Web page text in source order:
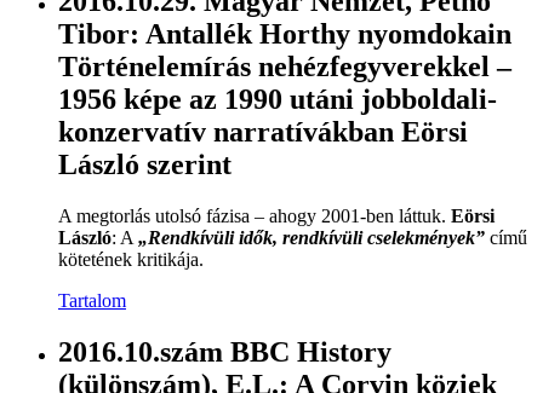
Tibor: Antallék Horthy nyomdokain
Történelemírás nehézfegyverekkel –
1956 képe az 1990 utáni jobboldali-
konzervatív narratívákban Eörsi
László szerint
A megtorlás utolsó fázisa – ahogy 2001-ben láttuk. Eörsi
László: A „Rendkívüli idők, rendkívüli cselekmények” című
kötetének kritikája.
Tartalom
2016.10.szám BBC History
(különszám), E.L.: A Corvin köziek